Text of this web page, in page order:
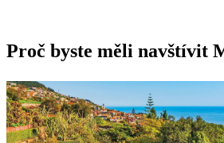
Proč byste měli navštívit